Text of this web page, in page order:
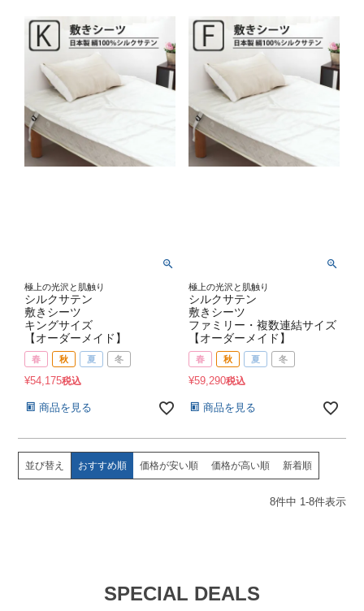
極上の光沢と肌触り
シルクサテン
敷きシーツ
キングサイズ
【オーダーメイド】
春 秋 夏 冬
¥54,175税込
商品を見る
極上の光沢と肌触り
シルクサテン
敷きシーツ
ファミリー・複数連結サイズ
【オーダーメイド】
春 秋 夏 冬
¥59,290税込
商品を見る
並び替え おすすめ順 価格が安い順 価格が高い順 新着順
8件中 1-8件表示
SPECIAL DEALS